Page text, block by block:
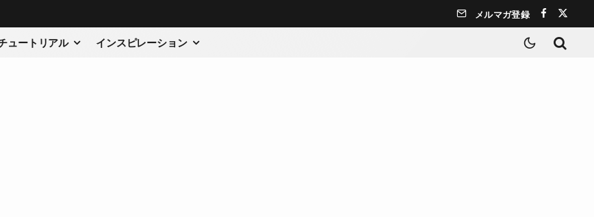
メルマガ登録
ュートリアル インスピレーション